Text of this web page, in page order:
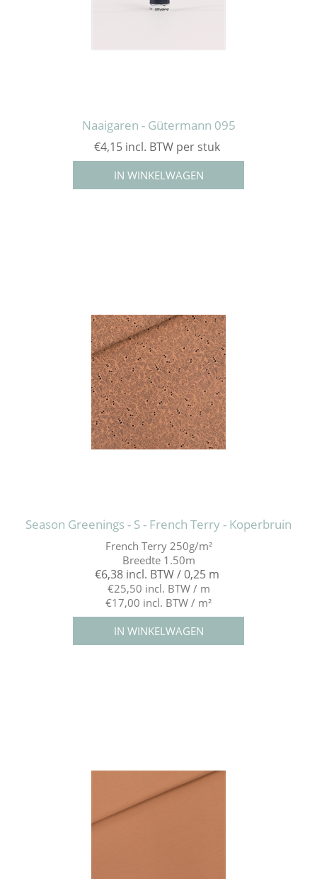
Naaigaren - Gütermann 095
€4,15 incl. BTW per stuk
Season Greenings - S - French Terry - Koperbruin
French Terry 250g/m²
Breedte 1.50m
€6,38 incl. BTW / 0,25 m
€25,50 incl. BTW / m
€17,00 incl. BTW / m²